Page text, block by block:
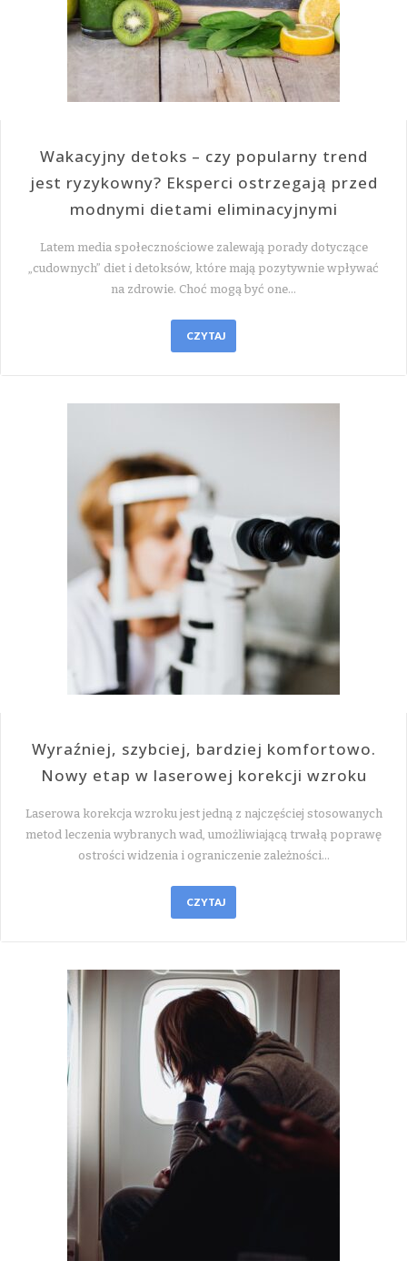
Wakacyjny detoks – czy popularny trend
jest ryzykowny? Eksperci ostrzegają przed
modnymi dietami eliminacyjnymi
Latem media społecznościowe zalewają porady dotyczące
„cudownych” diet i detoksów, które mają pozytywnie wpływać
na zdrowie. Choć mogą być one…
CZYTAJ
Wyraźniej, szybciej, bardziej komfortowo.
Nowy etap w laserowej korekcji wzroku
Laserowa korekcja wzroku jest jedną z najczęściej stosowanych
metod leczenia wybranych wad, umożliwiającą trwałą poprawę
ostrości widzenia i ograniczenie zależności…
CZYTAJ